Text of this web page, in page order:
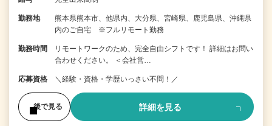
勤務地
熊本県熊本市、他県内、大分県、宮崎県、鹿児島県、沖縄県
内のご自宅 ※フルリモート勤務
勤務時間
リモートワークのため、完全自由シフトです！ 詳細はお問い
合わせください。 ＜会社営…
応募資格 ＼経験・資格・学歴いっさい不問！／
後で見る 詳細を見る